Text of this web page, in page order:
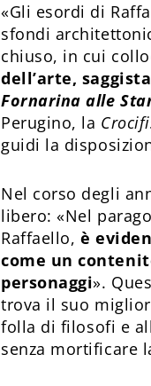
«Gli esordi di
sfondi
chiuso, in cui
dell’arte,
Fornarina alle
Perugino, la
guidi la
Nel corso degli
libero: «Nel
Raffaello, è
come un
personaggi».
trova il suo
folla di filosofi e
senza mortificare